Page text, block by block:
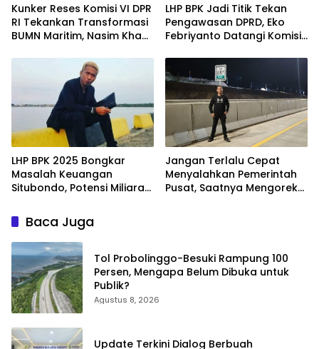
Kunker Reses Komisi VI DPR
RI Tekankan Transformasi
BUMN Maritim, Nasim Khan
Laut
LHP BPK Jadi Titik Tekan
Pengawasan DPRD, Eko
Febriyanto Datangi Komisi
Berpijak pada Dokumen
Resmi Negara
LHP BPK 2025 Bongkar
Masalah Keuangan
Situbondo, Potensi Miliaran
Terkelola
Jangan Terlalu Cepat
Menyalahkan Pemerintah
Pusat, Saatnya Mengoreksi
Baca Juga
Tol Probolinggo-Besuki Rampung 100
Persen, Mengapa Belum Dibuka untuk
Publik?
Agustus 8, 2026
Update Terkini Dialog Berbuah